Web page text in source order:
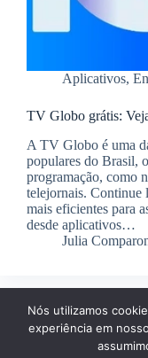
Aplicativos,
TV Globo grátis:
A TV Globo é uma
populares do Brasil,
programação, como
telejornais. Continue
mais eficientes para
desde aplicativos…
Julia
Página
Entretenimento
Nós utilizamos
experiência em